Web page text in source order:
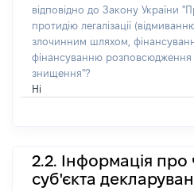
відповідно до Закону України
протидію легалізації
злочинним шляхом,
фінансуванню розповсюдження
знищення"?
Ні
2.2. Інформація про
суб'єкта